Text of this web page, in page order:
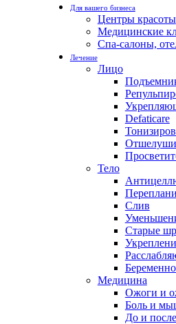
Для вашего бизнеса
Центры красоты
Медицинские
Спа-салоны,
Лечение
Лицо
Defaticare
Тело
Слив
Старые
Медицина
Ожоги и
Боль и
До и